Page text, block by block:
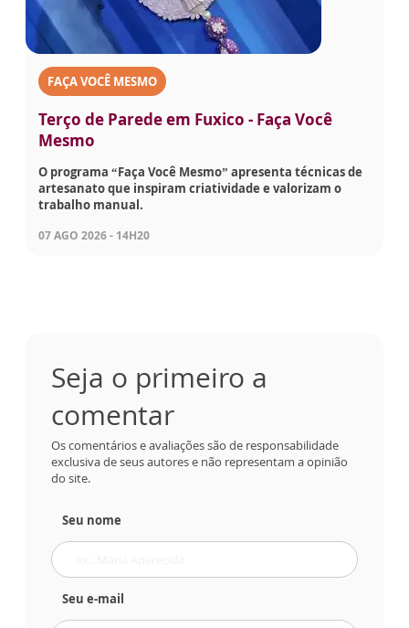
FAÇA VOCÊ MESMO
Terço de Parede em Fuxico - Faça Você
Mesmo
O programa “Faça Você Mesmo” apresenta técnicas de
artesanato que inspiram criatividade e valorizam o
trabalho manual.
07 AGO 2026 - 14H20
Seja o primeiro a
comentar
Os comentários e avaliações são de responsabilidade
exclusiva de seus autores e não representam a opinião
do site.
Seu nome
Seu e-mail